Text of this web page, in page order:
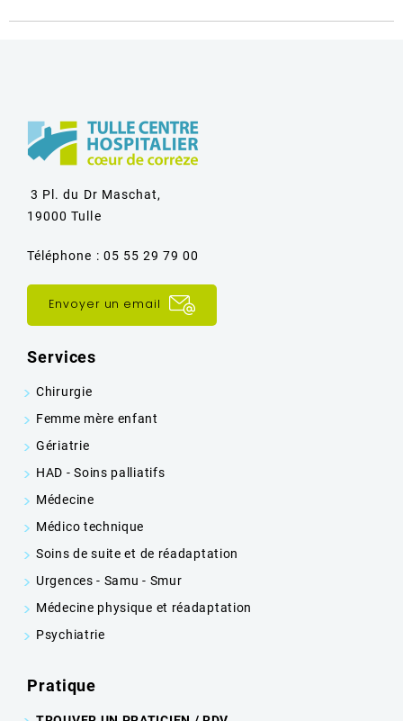
3 Pl. du Dr Maschat,
19000 Tulle
Téléphone : 05 55 29 79 00
Envoyer un email
Services
Chirurgie
Femme mère enfant
Gériatrie
HAD - Soins palliatifs
Médecine
Médico technique
Soins de suite et de réadaptation
Urgences - Samu - Smur
Médecine physique et réadaptation
Psychiatrie
Pratique